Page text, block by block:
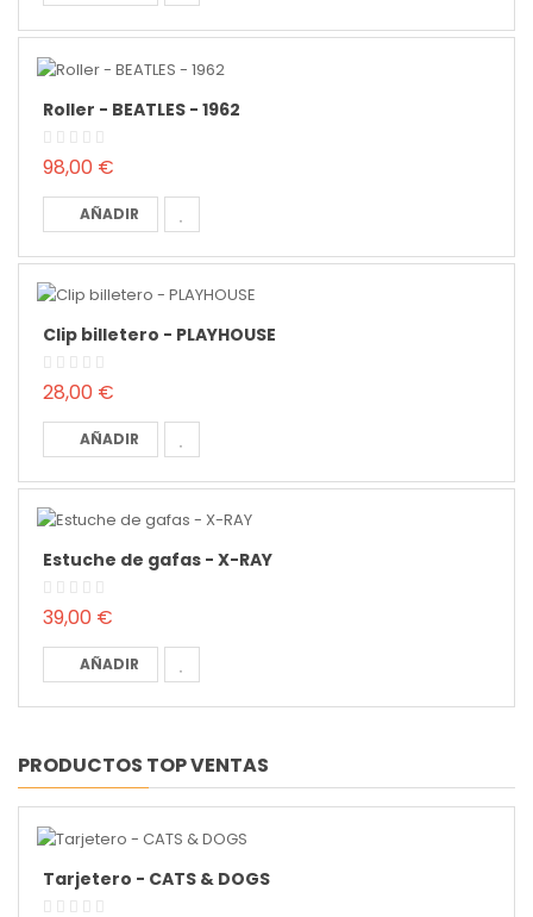
Roller - BEATLES - 1962
98,00 €
AÑADIR
Clip billetero - PLAYHOUSE
28,00 €
AÑADIR
Estuche de gafas - X-RAY
39,00 €
AÑADIR
PRODUCTOS TOP VENTAS
Tarjetero - CATS & DOGS